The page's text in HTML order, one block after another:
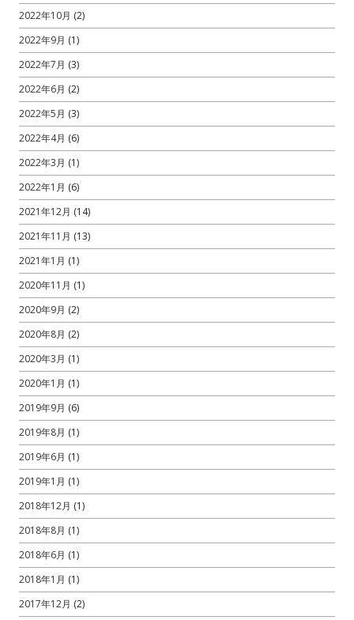
2022年10月 (2)
2022年9月 (1)
2022年7月 (3)
2022年6月 (2)
2022年5月 (3)
2022年4月 (6)
2022年3月 (1)
2022年1月 (6)
2021年12月 (14)
2021年11月 (13)
2021年1月 (1)
2020年11月 (1)
2020年9月 (2)
2020年8月 (2)
2020年3月 (1)
2020年1月 (1)
2019年9月 (6)
2019年8月 (1)
2019年6月 (1)
2019年1月 (1)
2018年12月 (1)
2018年8月 (1)
2018年6月 (1)
2018年1月 (1)
2017年12月 (2)